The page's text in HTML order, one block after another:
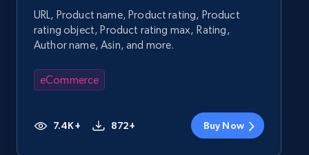
URL, Product name, Product rating, Product
rating object, Product rating max, Rating,
Author name, Asin, and more.
eCommerce
7.4K+ 872+ Buy Now